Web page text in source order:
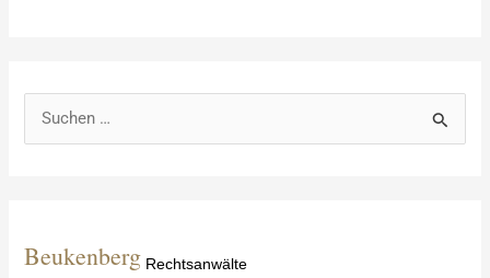
u
n
Beukenberg Rechtsanwälte